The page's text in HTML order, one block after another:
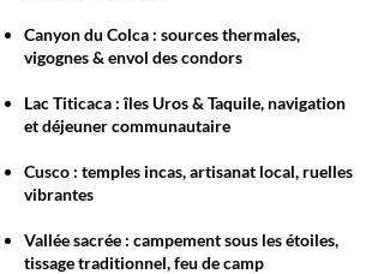
Canyon du Colca : sources thermales,
vigognes & envol des condors
Lac Titicaca : îles Uros & Taquile, navigation
et déjeuner communautaire
Cusco : temples incas, artisanat local, ruelles
vibrantes
Vallée sacrée : campement sous les étoiles,
tissage traditionnel, feu de camp